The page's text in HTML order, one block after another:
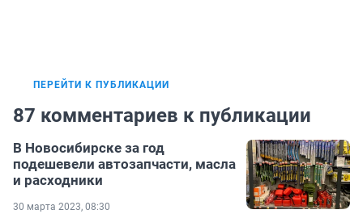
ПЕРЕЙТИ К ПУБЛИКАЦИИ
87 комментариев к публикации
В Новосибирске за год
подешевели автозапчасти, масла
и расходники
30 марта 2023, 08:30